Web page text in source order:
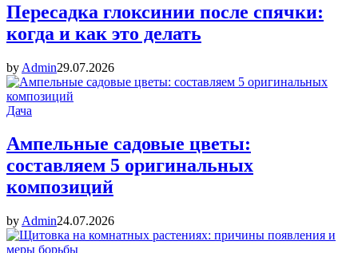
Пересадка глоксинии после спячки:
когда и как это делать
by Admin29.07.2026
Дача
Ампельные садовые цветы:
составляем 5 оригинальных
композиций
by Admin24.07.2026